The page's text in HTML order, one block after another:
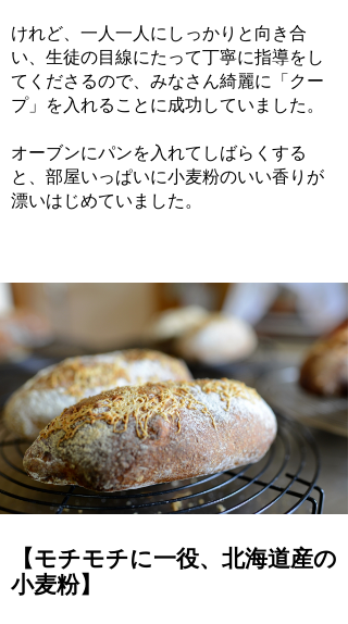
けれど、一人一人にしっかりと向き合
い、生徒の目線にたって丁寧に指導をし
てくださるので、みなさん綺麗に「クー
プ」を入れることに成功していました。
オーブンにパンを入れてしばらくする
と、部屋いっぱいに小麦粉のいい香りが
漂いはじめていました。
【モチモチに一役、北海道産の
小麦粉】